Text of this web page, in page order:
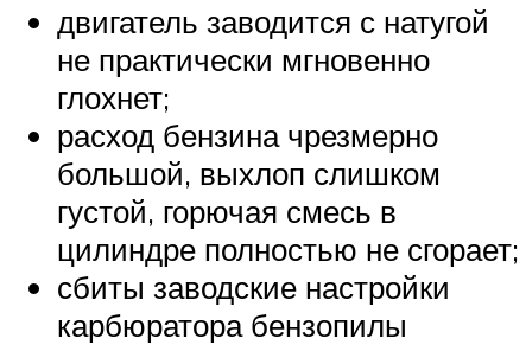
двигатель заводится с натугой
не практически мгновенно
глохнет;
расход бензина чрезмерно
большой, выхлоп слишком
густой, горючая смесь в
цилиндре полностью не сгорает;
сбиты заводские настройки
карбюратора бензопилы